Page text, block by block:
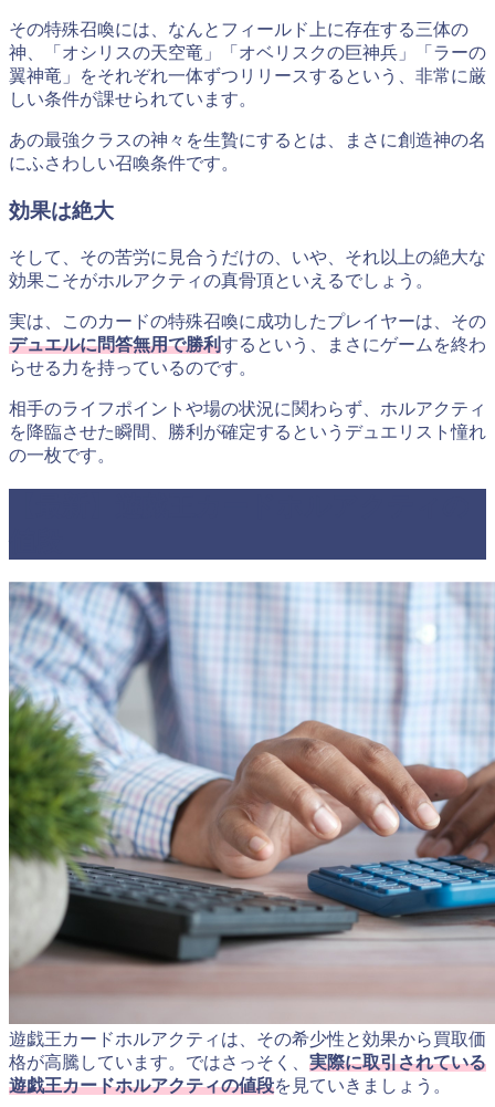
その特殊召喚には、なんとフィールド上に存在する三体の
神、「オシリスの天空竜」「オベリスクの巨神兵」「ラーの
翼神竜」をそれぞれ一体ずつリリースするという、非常に厳
しい条件が課せられています。
あの最強クラスの神々を生贄にするとは、まさに創造神の名
にふさわしい召喚条件です。
効果は絶大
そして、その苦労に見合うだけの、いや、それ以上の絶大な
効果こそがホルアクティの真骨頂といえるでしょう。
実は、このカードの特殊召喚に成功したプレイヤーは、その
デュエルに問答無用で勝利するという、まさにゲームを終わ
らせる力を持っているのです。
相手のライフポイントや場の状況に関わらず、ホルアクティ
を降臨させた瞬間、勝利が確定するというデュエリスト憧れ
の一枚です。
遊戯王カードホルアクティは、その希少性と効果から買取価
格が高騰しています。ではさっそく、 実際に取引されている
遊戯王カードホルアクティの値段を見ていきましょう。